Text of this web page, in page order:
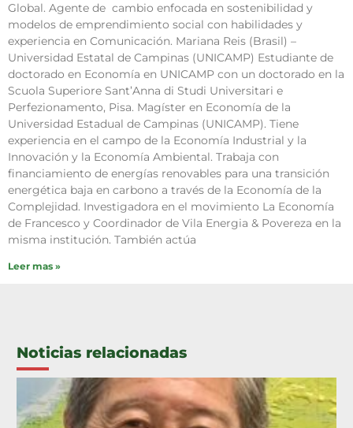
Global. Agente de cambio enfocada en sostenibilidad y
modelos de emprendimiento social con habilidades y
experiencia en Comunicación. Mariana Reis (Brasil) –
Universidad Estatal de Campinas (UNICAMP) Estudiante de
doctorado en Economía en UNICAMP con un doctorado en la
Scuola Superiore Sant’Anna di Studi Universitari e
Perfezionamento, Pisa. Magíster en Economía de la
Universidad Estadual de Campinas (UNICAMP). Tiene
experiencia en el campo de la Economía Industrial y la
Innovación y la Economía Ambiental. Trabaja con
financiamiento de energías renovables para una transición
energética baja en carbono a través de la Economía de la
Complejidad. Investigadora en el movimiento La Economía
de Francesco y Coordinador de Vila Energia & Povereza en la
misma institución. También actúa
Leer mas »
Noticias relacionadas